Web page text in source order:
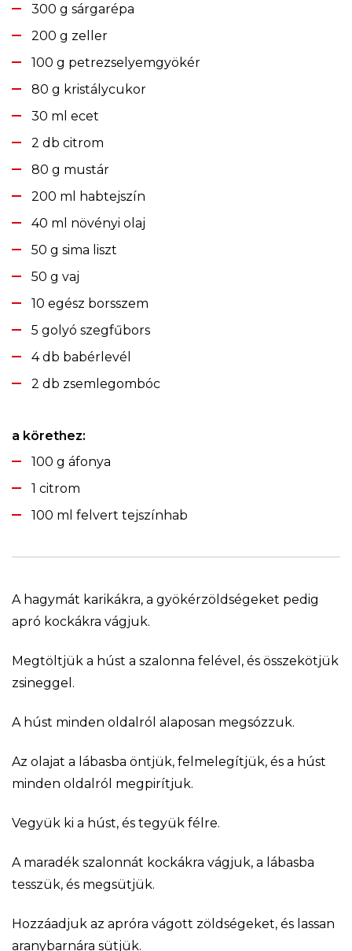
300 g sárgarépa
200 g zeller
100 g petrezselyemgyökér
80 g kristálycukor
30 ml ecet
2 db citrom
80 g mustár
200 ml habtejszín
40 ml növényi olaj
50 g sima liszt
50 g vaj
10 egész borsszem
5 golyó szegfűbors
4 db babérlevél
2 db zsemlegombóc
a körethez:
100 g áfonya
1 citrom
100 ml felvert tejszínhab
A hagymát karikákra, a gyökérzöldségeket pedig
apró kockákra vágjuk.
Megtöltjük a húst a szalonna felével, és összekötjük
zsineggel.
A húst minden oldalról alaposan megsózzuk.
Az olajat a lábasba öntjük, felmelegítjük, és a húst
minden oldalról megpirítjuk.
Vegyük ki a húst, és tegyük félre.
A maradék szalonnát kockákra vágjuk, a lábasba
tesszük, és megsütjük.
Hozzáadjuk az apróra vágott zöldségeket, és lassan
aranybarnára sütjük.